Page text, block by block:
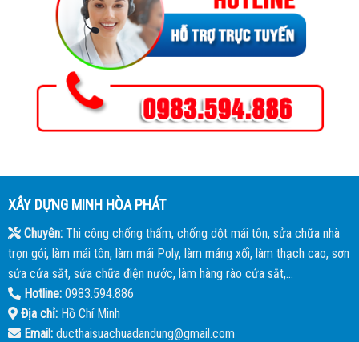
XÂY DỰNG MINH HÒA PHÁT
Chuyên:Thi công chống thấm, chống dột mái tôn, sửa chữa nhà
trọn gói, làm mái tôn, làm mái Poly, làm máng xối, làm thạch cao, sơn
sửa cửa sắt, sửa chữa điện nước, làm hàng rào cửa sắt,...
Hotline:0983.594.886
Địa chỉ:Hồ Chí Minh
Email:ducthaisuachuadandung@gmail.com